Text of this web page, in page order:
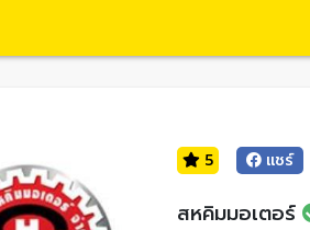
5 แชร์
สหคิมมอเตอร์